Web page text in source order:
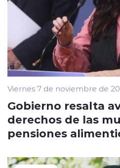
Viernes 7 de noviembre de
Gobierno resalta
derechos de las
pensiones